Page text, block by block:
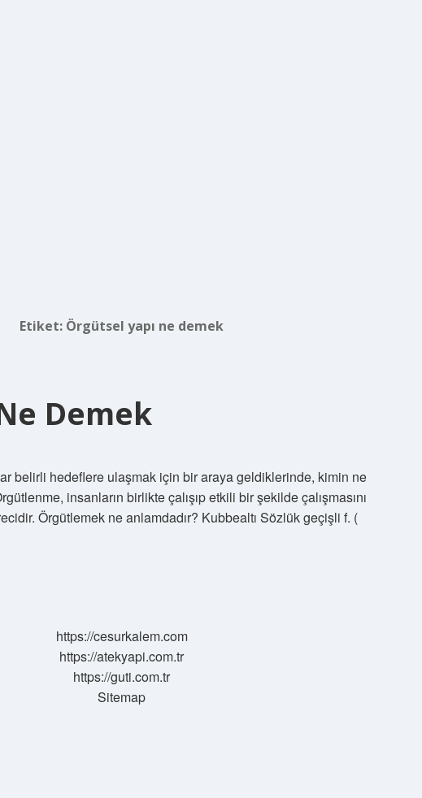
Etiket: Örgütsel yapı ne demek
Demek
belirli hedeflere ulaşmak için bir araya geldiklerinde, kimin ne
insanların birlikte çalışıp etkili bir şekilde çalışmasını
Örgütlemek ne anlamdadır? Kubbealtı Sözlük geçişli f. (
https://cesurkalem.com
https://atekyapi.com.tr
https://guti.com.tr
Sitemap